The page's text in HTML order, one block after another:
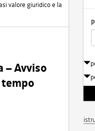
valore giuridico e la
– Avviso